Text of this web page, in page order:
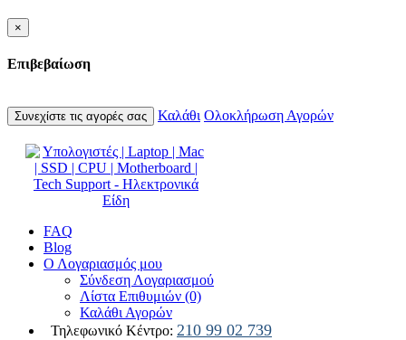
×
Επιβεβαίωση
Συνεχίστε τις αγορές σας Καλάθι Ολοκλήρωση Αγορών
FAQ
Blog
Ο Λογαριασμός μου
Σύνδεση Λογαριασμού
Λίστα Επιθυμιών (0)
Καλάθι Αγορών
Τηλεφωνικό Κέντρο: 210 99 02 739